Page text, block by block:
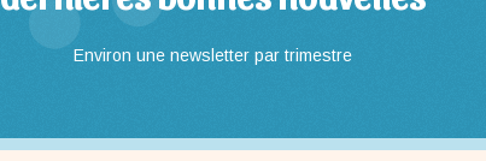
Environ une newsletter par trimestre